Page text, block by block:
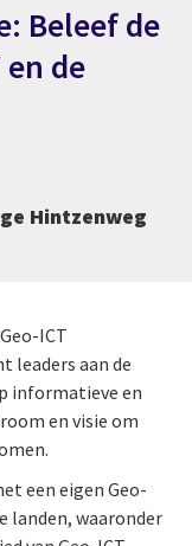
Beleef de
de
Hintzenweg
ICT
leaders aan de
informatieve en
en visie om
een eigen Geo-
landen, waaronder